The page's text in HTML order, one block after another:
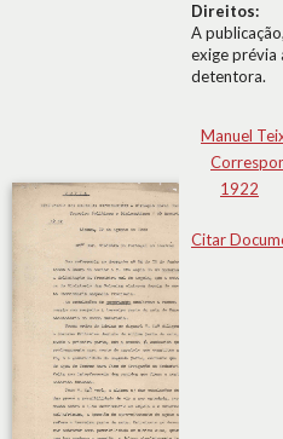
Direitos:
A
exige prévia
detentora.
Manuel
1922
Citar